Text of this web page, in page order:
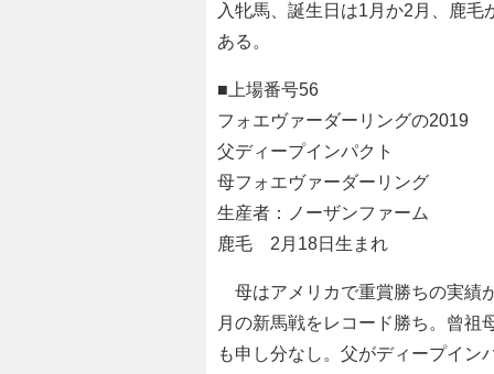
入牝馬、誕生日は1月か2月、鹿
ある。
■上場番号56
フォエヴァーダーリングの2019
父ディープインパクト
母フォエヴァーダーリング
生産者：ノーザンファーム
鹿毛 2月18日生まれ
母はアメリカで重賞勝ちの実績
月の新馬戦をレコード勝ち。曾祖
も申し分なし。父がディープイン